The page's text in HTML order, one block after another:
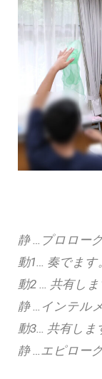
静 …プロロー
動1… 奏でます
動2 … 共有し
静 …インテル
動3… 共有しま
静 …エピロー